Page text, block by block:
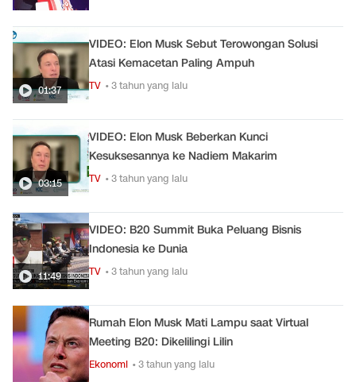
01:37
VIDEO: Elon Musk Sebut Terowongan Solusi
Atasi Kemacetan Paling Ampuh
TV • 3 tahun yang lalu
03:15
VIDEO: Elon Musk Beberkan Kunci
Kesuksesannya ke Nadiem Makarim
TV • 3 tahun yang lalu
11:49
VIDEO: B20 Summit Buka Peluang Bisnis
Indonesia ke Dunia
TV • 3 tahun yang lalu
Rumah Elon Musk Mati Lampu saat Virtual
Meeting B20: Dikelilingi Lilin
Ekonomi • 3 tahun yang lalu